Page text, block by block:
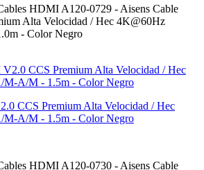
HDMI A120-0729 - Aisens Cable
Alta Velocidad / Hec 4K@60Hz
- Color Negro
CCS Premium Alta Velocidad / Hec
M-A/M - 1.5m - Color Negro
HDMI A120-0730 - Aisens Cable